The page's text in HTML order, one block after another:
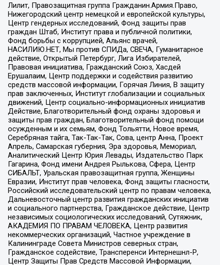
Лилит, Правозащитная группа Гражданин.Армия.Право,
Нижегородский центр немецкой и европейской культуры,
Центр гендерных исследований, Фонд защиты прав
граждан Штаб, Институт права и публичной политики,
Фонд борьбы с коррупцией, Альянс врачей,
НАСИЛИЮ.НЕТ, Мы против СПИДа, СВЕЧА, Гуманитарное
действие, Открытый Петербург, Лига Избирателей,
Правовая инициатива, Гражданский Союз, Хасдей
Ерушалаим, Центр поддержки и содействия развитию
средств массовой информации, Горячая Линия, В защиту
прав заключенных, Институт глобализации и социальных
движений, Центр социально-информационных инициатив
Действие, Благотворительный фонд охраны здоровья и
защиты прав граждан, Благотворительный фонд помощи
осужденным и их семьям, Фонд Тольятти, Новое время,
Серебряная тайга, Так-Так-Так, Сова, центр Анна, Проект
Апрель, Самарская губерния, Эра здоровья, Мемориал,
Аналитический Центр Юрия Левады, Издательство Парк
Гагарина, Фонд имени Андрея Рылькова, Сфера, Центр
СИБАЛЬТ, Уральская правозащитная группа, Женщины
Евразии, Институт прав человека, Фонд защиты гласности,
Российский исследовательский центр по правам человека,
Дальневосточный центр развития гражданских инициатив
и социального партнерства, Гражданское действие, Центр
независимых социологических исследований, Сутяжник,
АКАДЕМИЯ ПО ПРАВАМ ЧЕЛОВЕКА, Центр развития
некоммерческих организаций, Частное учреждение в
Калининграде Совета Министров северных стран,
Гражданское содействие, Трансперенси Интернешнл-Р,
Центр Защиты Прав Средств Массовой Информации,